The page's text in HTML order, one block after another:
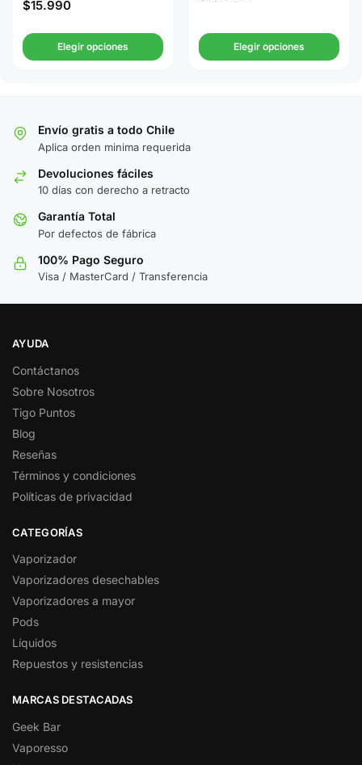
$15.990
Elegir opciones Elegir opciones
Envío gratis a todo Chile
Aplica orden minima requerida
Devoluciones fáciles
10 días con derecho a retracto
Garantía Total
Por defectos de fábrica
100% Pago Seguro
Visa / MasterCard / Transferencia
AYUDA
Contáctanos
Sobre Nosotros
Tigo Puntos
Blog
Reseñas
Términos y condiciones
Políticas de privacidad
CATEGORÍAS
Vaporizador
Vaporizadores desechables
Vaporizadores a mayor
Pods
Líquidos
Repuestos y resistencias
MARCAS DESTACADAS
Geek Bar
Vaporesso